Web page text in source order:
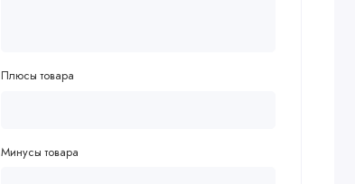
Плюсы товара
Минусы товара